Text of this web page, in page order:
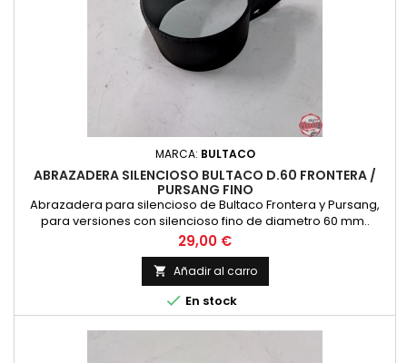
MARCA: BULTACO
ABRAZADERA SILENCIOSO BULTACO D.60 FRONTERA /
PURSANG FINO
Abrazadera para silencioso de Bultaco Frontera y Pursang,
para versiones con silencioso fino de diametro 60 mm..
Acabado en color negro. Nueva fabricacion
Precio
29,00 €
 Añadir al carro
 En stock